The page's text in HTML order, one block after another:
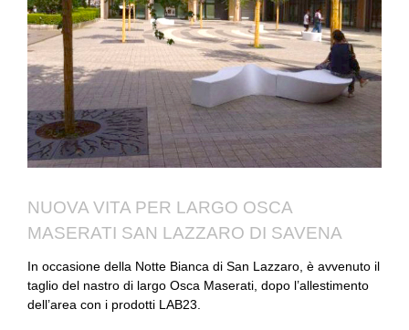
NUOVA VITA PER LARGO OSCA
MASERATI SAN LAZZARO DI SAVENA
In occasione della Notte Bianca di San Lazzaro, è avvenuto il
taglio del nastro di largo Osca Maserati, dopo l’allestimento
dell’area con i prodotti LAB23.